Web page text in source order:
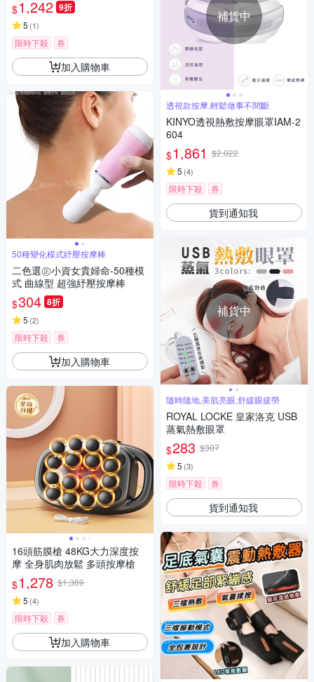
$1,242 9折
5 (1)
限時下殺 券
加入購物車
50種變化模式紓壓按摩棒
二色選㊣小資女貴婦命-50種模
式 曲線型 超強紓壓按摩棒
$304 8折
5 (2)
限時下殺 券
加入購物車
16頭筋膜槍 48KG大力深度按
摩 全身肌肉放鬆 多頭按摩槍
$1,278 $1,389
5 (4)
限時下殺 券
加入購物車
補貨中
透視款按摩,輕鬆做事不間斷
KINYO透視熱敷按摩眼罩IAM-2
604
$1,861 $2,022
5 (4)
限時下殺 券
貨到通知我
補貨中
隨時隨地,美肌亮眼,舒緩眼疲勞
ROYAL LOCKE 皇家洛克 USB
蒸氣熱敷眼罩
$283 $307
5 (3)
限時下殺 券
貨到通知我